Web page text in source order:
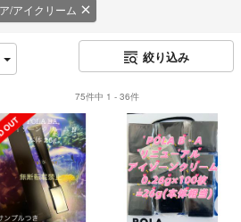
/アイクリーム
絞り込み
75件中 1 - 36件